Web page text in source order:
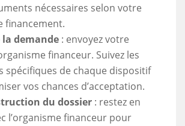
nécessaires selon votre
financement.
demande : envoyez votre
financeur. Suivez les
spécifiques de chaque dispositif
vos chances d’acceptation.
du dossier : restez en
l’organisme financeur pour